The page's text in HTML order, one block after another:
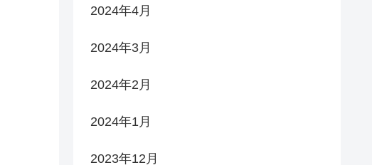
2024年4月
2024年3月
2024年2月
2024年1月
2023年12月